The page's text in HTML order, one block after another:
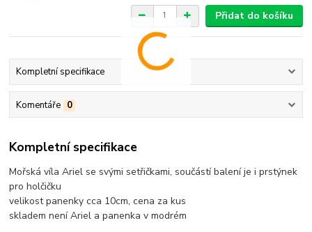
Přidat do košíku
Kompletní specifikace
Komentáře 0
Kompletní specifikace
Mořská víla Ariel se svými setřičkami, součástí balení je i prstýnek
pro holčičku
velikost panenky cca 10cm, cena za kus
skladem není Ariel a panenka v modrém